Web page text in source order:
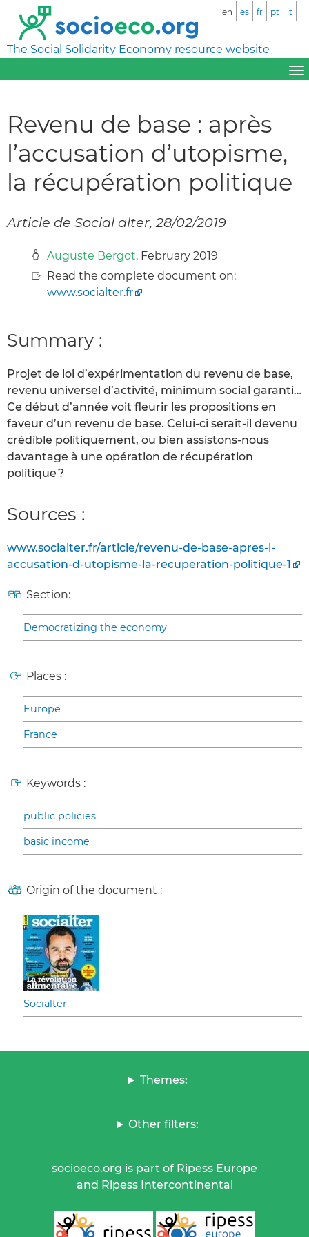
The Social Solidarity Economy resource website
en es fr pt it
Revenu de base : après
l’accusation d’utopisme,
la récupération politique
Article de Social alter, 28/02/2019
Auguste Bergot, February 2019
Read the complete document on:
www.socialter.fr
Summary :
Projet de loi d’expérimentation du revenu de base,
revenu universel d’activité, minimum social garanti…
Ce début d’année voit fleurir les propositions en
faveur d’un revenu de base. Celui-ci serait-il devenu
crédible politiquement, ou bien assistons-nous
davantage à une opération de récupération
politique ?
Sources :
www.socialter.fr/article/revenu-de-base-apres-l-
accusation-d-utopisme-la-recuperation-politique-1
Section:
Democratizing the economy
Places :
Europe
France
Keywords :
public policies
basic income
Origin of the document :
Socialter
Themes:
Other filters:
socioeco.org is part of Ripess Europe
and Ripess Intercontinental